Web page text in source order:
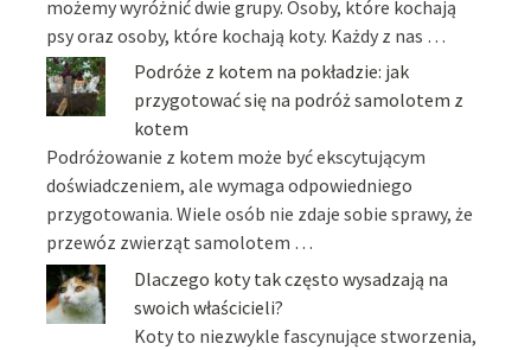
możemy wyróżnić dwie grupy. Osoby, które kochają
psy oraz osoby, które kochają koty. Każdy z nas …
Podróże z kotem na pokładzie: jak
przygotować się na podróż samolotem z
kotem
Podróżowanie z kotem może być ekscytującym
doświadczeniem, ale wymaga odpowiedniego
przygotowania. Wiele osób nie zdaje sobie sprawy, że
przewóz zwierząt samolotem …
Dlaczego koty tak często wysadzają na
swoich właścicieli?
Koty to niezwykle fascynujące stworzenia,